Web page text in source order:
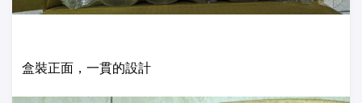
盒裝正面，一貫的設計